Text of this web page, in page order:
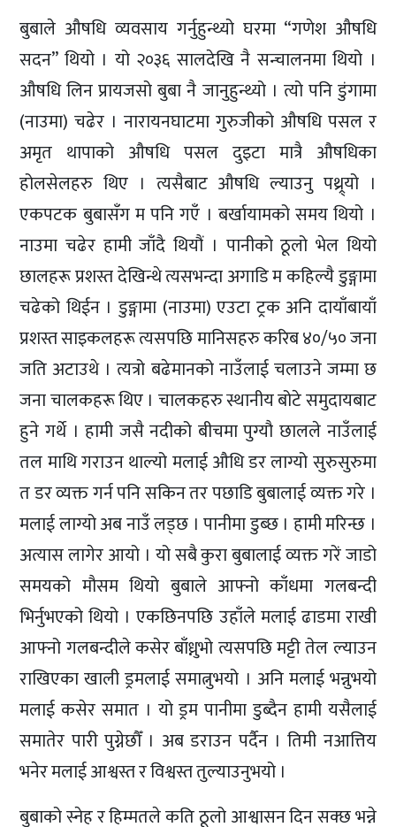
बुबाले औषधि व्यवसाय गर्नुहुन्थ्यो घरमा “गणेश औषधि
सदन” थियो । यो २०३६ सालदेखि नै सन्चालनमा थियो ।
औषधि लिन प्रायजसो बुबा नै जानुहुन्थ्यो । त्यो पनि डुंगामा
(नाउमा) चढेर । नारायनघाटमा गुरुजीको औषधि पसल र
अमृत थापाको औषधि पसल दुइटा मात्रै औषधिका
होलसेलहरु थिए । त्यसैबाट औषधि ल्याउनु पथ्र्र्यो ।
एकपटक बुबासँग म पनि गएँ । बर्खायामको समय थियो ।
नाउमा चढेर हामी जाँदै थियौं । पानीको ठूलो भेल थियो
छालहरू प्रशस्त देखिन्थे त्यसभन्दा अगाडि म कहिल्यै डुङ्गामा
चढेको थिईन । डुङ्गामा (नाउमा) एउटा ट्रक अनि दायाँबायाँ
प्रशस्त साइकलहरू त्यसपछि मानिसहरु करिब ४०/५० जना
जति अटाउथे । त्यत्रो बढेमानको नाउँलाई चलाउने जम्मा छ
जना चालकहरू थिए । चालकहरु स्थानीय बोटे समुदायबाट
हुने गर्थे । हामी जसै नदीको बीचमा पुग्यौ छालले नाउँलाई
तल माथि गराउन थाल्यो मलाई औधि डर लाग्यो सुरुसुरुमा
त डर व्यक्त गर्न पनि सकिन तर पछाडि बुबालाई व्यक्त गरे ।
मलाई लाग्यो अब नाउँ लड्छ । पानीमा डुब्छ । हामी मरिन्छ ।
अत्यास लागेर आयो । यो सबै कुरा बुबालाई व्यक्त गरें जाडो
समयको मौसम थियो बुबाले आफ्नो काँधमा गलबन्दी
भिर्नुभएको थियो । एकछिनपछि उहाँले मलाई ढाडमा राखी
आफ्नो गलबन्दीले कसेर बाँध्नुभो त्यसपछि मट्टी तेल ल्याउन
राखिएका खाली ड्रमलाई समात्नुभयो । अनि मलाई भन्नुभयो
मलाई कसेर समात । यो ड्रम पानीमा डुब्दैन हामी यसैलाई
समातेर पारी पुग्नेछौँ । अब डराउन पर्दैन । तिमी नआत्तिय
भनेर मलाई आश्वस्त र विश्वस्त तुल्याउनुभयो ।
बुबाको स्नेह र हिम्मतले कति ठूलो आश्वासन दिन सक्छ भन्ने